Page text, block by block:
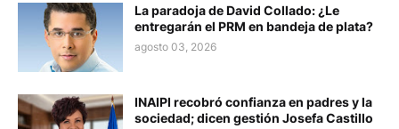
La paradoja de David Collado: ¿Le
entregarán el PRM en bandeja de plata?
agosto 03, 2026
INAIPI recobró confianza en padres y la
sociedad; dicen gestión Josefa Castillo